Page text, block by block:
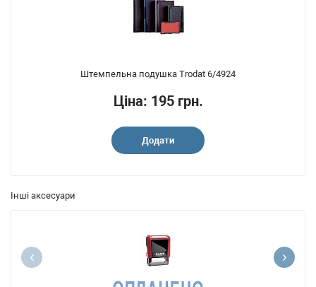
Штемпельна подушка Trodat 6/4924
Ціна: 195 грн.
Додати
Інші аксесуари